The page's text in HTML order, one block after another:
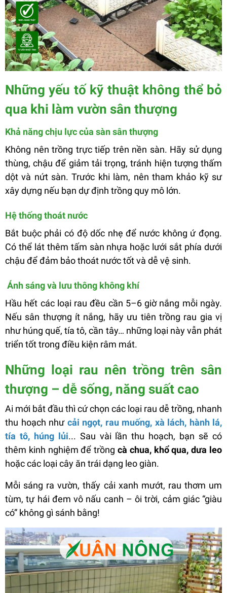
Những yếu tố kỹ thuật không thể bỏ
qua khi làm vườn sân thượng
Khả năng chịu lực của sàn sân thượng
Không nên trồng trực tiếp trên nền sàn. Hãy sử dụng
thùng, chậu để giảm tải trọng, tránh hiện tượng thấm
dột và nứt sàn. Trước khi làm, nên tham khảo kỹ sư
xây dựng nếu bạn dự định trồng quy mô lớn.
Hệ thống thoát nước
Bắt buộc phải có độ dốc nhẹ để nước không ứ đọng.
Có thể lát thêm tấm sàn nhựa hoặc lưới sắt phía dưới
chậu để đảm bảo thoát nước tốt và dễ vệ sinh.
Ánh sáng và lưu thông không khí
Hầu hết các loại rau đều cần 5–6 giờ nắng mỗi ngày.
Nếu sân thượng ít nắng, hãy ưu tiên trồng rau gia vị
như húng quế, tía tô, cần tây… những loại này vẫn phát
triển tốt trong điều kiện râm mát.
Những loại rau nên trồng trên sân
thượng – dễ sống, năng suất cao
Ai mới bắt đầu thì cứ chọn các loại rau dễ trồng, nhanh
thu hoạch như cải ngọt, rau muống, xà lách, hành lá,
tía tô, húng lủi... Sau vài lần thu hoạch, bạn sẽ có
thêm kinh nghiệm để trồng cà chua, khổ qua, dưa leo
hoặc các loại cây ăn trái dạng leo giàn.
Mỗi sáng ra vườn, thấy cải xanh mướt, rau thơm um
tùm, tự hái đem vô nấu canh – ôi trời, cảm giác “giàu
có” không gì sánh bằng!